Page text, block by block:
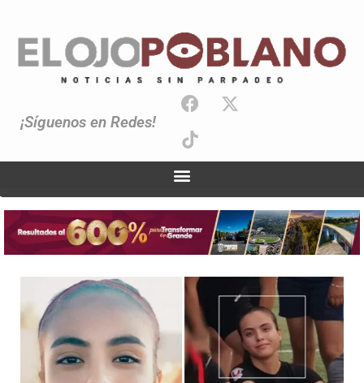
¡Síguenos en Redes!